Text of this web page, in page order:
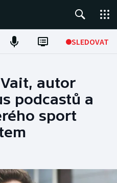
SLEDOVAT
autor
podcastů a
sport